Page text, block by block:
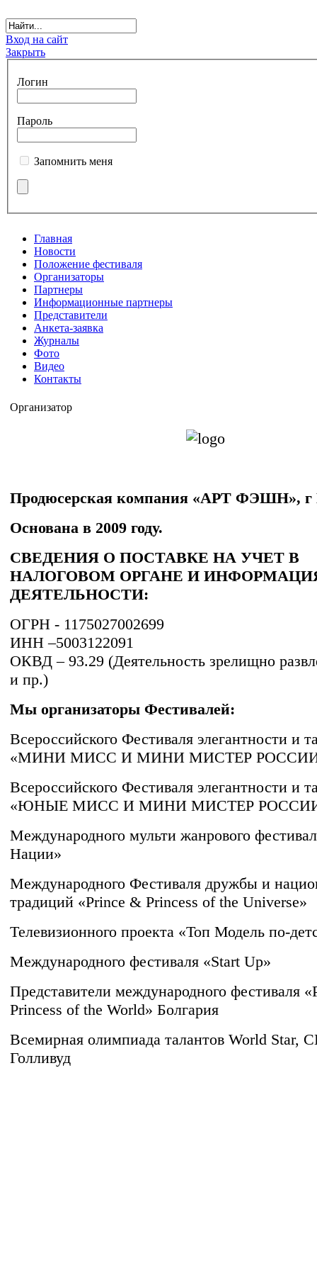
Вход на сайт
Закрыть
Логин
Пароль
Запомнить меня
Главная
Новости
Положение фестиваля
Организаторы
Партнеры
Информационные партнеры
Представители
Анкета-заявка
Журналы
Фото
Видео
Контакты
Организатор
Продюсерская компания «АРТ ФЭШН», г
Основана в 2009 году.
СВЕДЕНИЯ О ПОСТАВКЕ НА УЧЕТ В
НАЛОГОВОМ ОРГАНЕ И
ДЕЯТЕЛЬНОСТИ:
ОГРН - 1175027002699
ИНН –5003122091
ОКВД – 93.29 (Деятельность зрелищно
и пр.)
Мы организаторы Фестивалей:
Всероссийского Фестиваля элегантности и
«МИНИ МИСС И МИНИ МИСТЕР
Всероссийского Фестиваля элегантности и
«ЮНЫЕ МИСС И МИНИ МИСТЕР
Международного мульти жанрового
Нации»
Международного Фестиваля дружбы и
традиций «Prince & Princess оf the Universe»
Телевизионного проекта «Топ Модель по-
Международного фестиваля «Start Up»
Представители международного фестиваля
Princess оf the World» Болгария
Всемирная олимпиада талантов World Star,
Голливуд